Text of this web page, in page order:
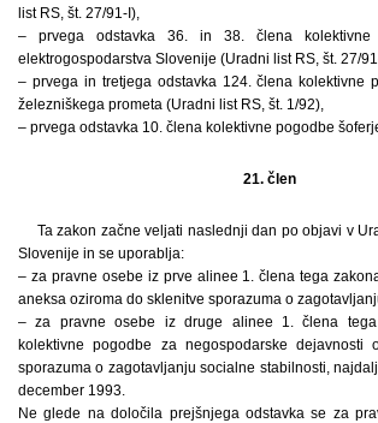
list RS, št. 27/91-I),
– prvega odstavka 36. in 38. člena kolektivne
elektrogospodarstva Slovenije (Uradni list RS, št. 27/
– prvega in tretjega odstavka 124. člena kolektivne
železniškega prometa (Uradni list RS, št. 1/92),
– prvega odstavka 10. člena kolektivne pogodbe
21. člen
Ta zakon začne veljati naslednji dan po objavi v
Slovenije in se uporablja:
– za pravne osebe iz prve alinee 1. člena tega
aneksa oziroma do sklenitve sporazuma o
– za pravne osebe iz druge alinee 1. člena
kolektivne pogodbe za negospodarske dejavnosti
sporazuma o zagotavljanju socialne stabilnosti,
december 1993.
Ne glede na določila prejšnjega odstavka se za